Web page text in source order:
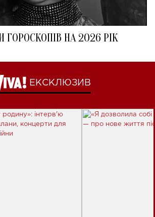
ГОРОСКОПІВ НА 2026 РІК
ЕКСКЛЮЗИВ